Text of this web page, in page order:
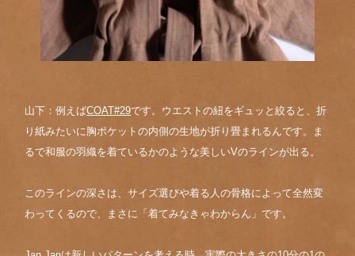
山下：例えばCOAT#29です。ウエストの紐をギュッと絞ると、折
り紙みたいに胸ポケットの内側の生地が折り畳まれるんです。ま
るで和服の羽織を着ているかのような美しいVのラインが出る。
このラインの深さは、サイズ選びや着る人の骨格によって全然変
わってくるので、まさに「着てみなきゃわからん」です。